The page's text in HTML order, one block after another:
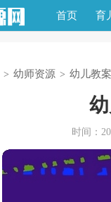
首页 育
> 幼师资源 > 幼儿教案
时间：